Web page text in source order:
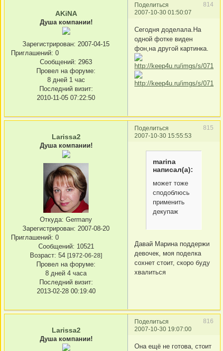
Поделиться
814
2007-10-30 01:50:07
AKiNA
Душа компании!
Зарегистрирован: 2007-04-15
Приглашений: 0
Сообщений: 2963
Провел на форуме:
8 дней 1 час
Последний визит:
2010-11-05 07:22:50
Cегодня доделала.На
одной фотке виден
фон,на другой картинка.
Поделиться
815
2007-10-30 15:55:53
Larissa2
Душа компании!
Откуда: Germany
Зарегистрирован: 2007-08-20
Приглашений: 0
Сообщений: 10521
Возраст: 54 [1972-06-28]
Провел на форуме:
8 дней 4 часа
Последний визит:
2013-02-28 00:19:40
marina
написал(а):
может тоже
сподоблюсь
применить
декупаж
Давай Марина поддержи
девочек, моя поделка
сохнет стоит, скоро буду
хвалиться
Поделиться
816
2007-10-30 19:07:00
Larissa2
Душа компании!
Она ещё не готова, стоит